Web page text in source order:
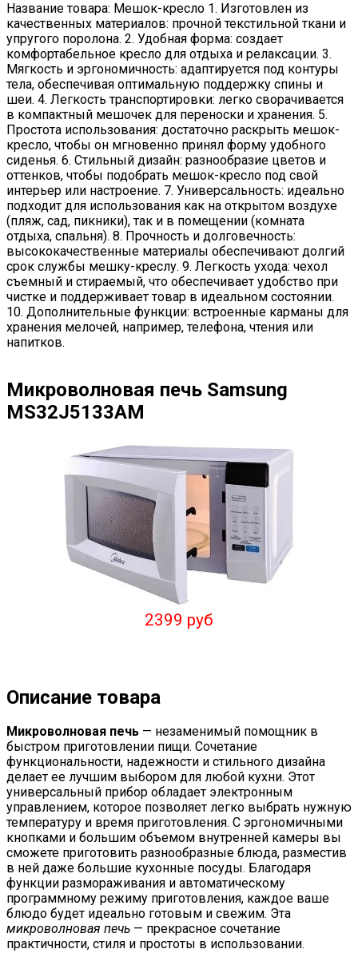
Название товара: Мешок-кресло 1. Изготовлен из
качественных материалов: прочной текстильной ткани и
упругого поролона. 2. Удобная форма: создает
комфортабельное кресло для отдыха и релаксации. 3.
Мягкость и эргономичность: адаптируется под контуры
тела, обеспечивая оптимальную поддержку спины и
шеи. 4. Легкость транспортировки: легко сворачивается
в компактный мешочек для переноски и хранения. 5.
Простота использования: достаточно раскрыть мешок-
кресло, чтобы он мгновенно принял форму удобного
сиденья. 6. Стильный дизайн: разнообразие цветов и
оттенков, чтобы подобрать мешок-кресло под свой
интерьер или настроение. 7. Универсальность: идеально
подходит для использования как на открытом воздухе
(пляж, сад, пикники), так и в помещении (комната
отдыха, спальня). 8. Прочность и долговечность:
высококачественные материалы обеспечивают долгий
срок службы мешку-креслу. 9. Легкость ухода: чехол
съемный и стираемый, что обеспечивает удобство при
чистке и поддерживает товар в идеальном состоянии.
10. Дополнительные функции: встроенные карманы для
хранения мелочей, например, телефона, чтения или
напитков.
Микроволновая печь Samsung
MS32J5133AM
2399 руб
Описание товара
Микроволновая печь — незаменимый помощник в
быстром приготовлении пищи. Сочетание
функциональности, надежности и стильного дизайна
делает ее лучшим выбором для любой кухни. Этот
универсальный прибор обладает электронным
управлением, которое позволяет легко выбрать нужную
температуру и время приготовления. С эргономичными
кнопками и большим объемом внутренней камеры вы
сможете приготовить разнообразные блюда, разместив
в ней даже большие кухонные посуды. Благодаря
функции размораживания и автоматическому
программному режиму приготовления, каждое ваше
блюдо будет идеально готовым и свежим. Эта
микроволновая печь — прекрасное сочетание
практичности, стиля и простоты в использовании.